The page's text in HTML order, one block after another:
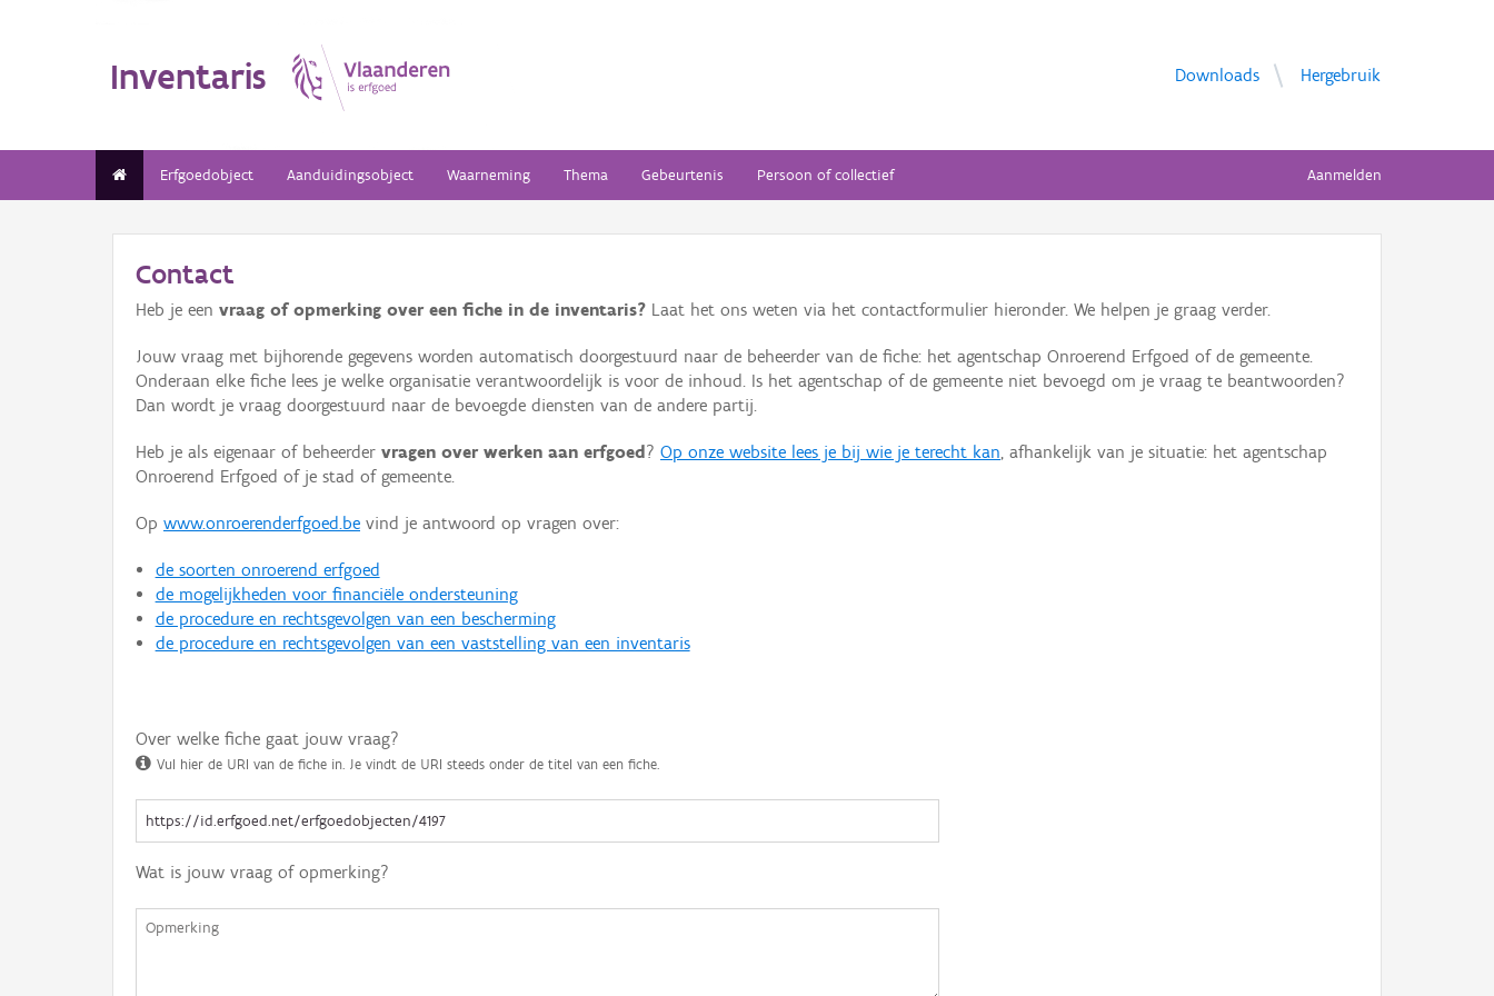
Inventaris Downloads Hergebruik
Erfgoedobject Aanduidingsobject Waarneming Thema Gebeurtenis Persoon of collectief Aanmelden
Contact
Heb je een vraag of opmerking over een fiche in de inventaris? Laat het ons weten via het contactformulier hieronder. We helpen je graag verder.
Jouw vraag met bijhorende gegevens worden automatisch doorgestuurd naar de beheerder van de fiche: het agentschap Onroerend Erfgoed of de gemeente.
Onderaan elke fiche lees je welke organisatie verantwoordelijk is voor de inhoud. Is het agentschap of de gemeente niet bevoegd om je vraag te beantwoorden?
Dan wordt je vraag doorgestuurd naar de bevoegde diensten van de andere partij.
Heb je als eigenaar of beheerder vragen over werken aan erfgoed ? Op onze website lees je bij wie je terecht kan, afhankelijk van je situatie: het agentschap
Onroerend Erfgoed of je stad of gemeente.
Op www.onroerenderfgoed.be vind je antwoord op vragen over:
de soorten onroerend erfgoed
de mogelijkheden voor financiële ondersteuning
de procedure en rechtsgevolgen van een bescherming
de procedure en rechtsgevolgen van een vaststelling van een inventaris
Over welke fiche gaat jouw vraag?
Vul hier de URI van de fiche in. Je vindt de URI steeds onder de titel van een fiche.
Wat is jouw vraag of opmerking?